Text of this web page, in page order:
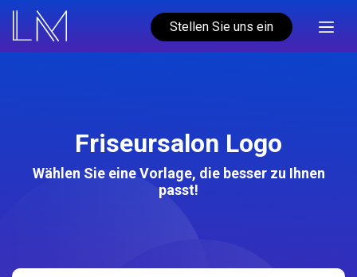
Stellen Sie uns ein
Friseursalon Logo
Wählen Sie eine Vorlage, die besser zu Ihnen
passt!